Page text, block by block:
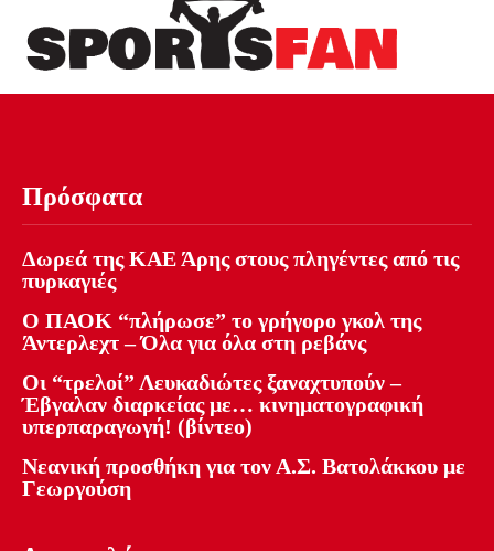
Πρόσφατα
Δωρεά της ΚΑΕ Άρης στους πληγέντες από τις
πυρκαγιές
Ο ΠΑΟΚ “πλήρωσε” το γρήγορο γκολ της
Άντερλεχτ – Όλα για όλα στη ρεβάνς
Οι “τρελοί” Λευκαδιώτες ξαναχτυπούν –
Έβγαλαν διαρκείας με… κινηματογραφική
υπερπαραγωγή! (βίντεο)
Νεανική προσθήκη για τον Α.Σ. Βατολάκκου με
Γεωργούση